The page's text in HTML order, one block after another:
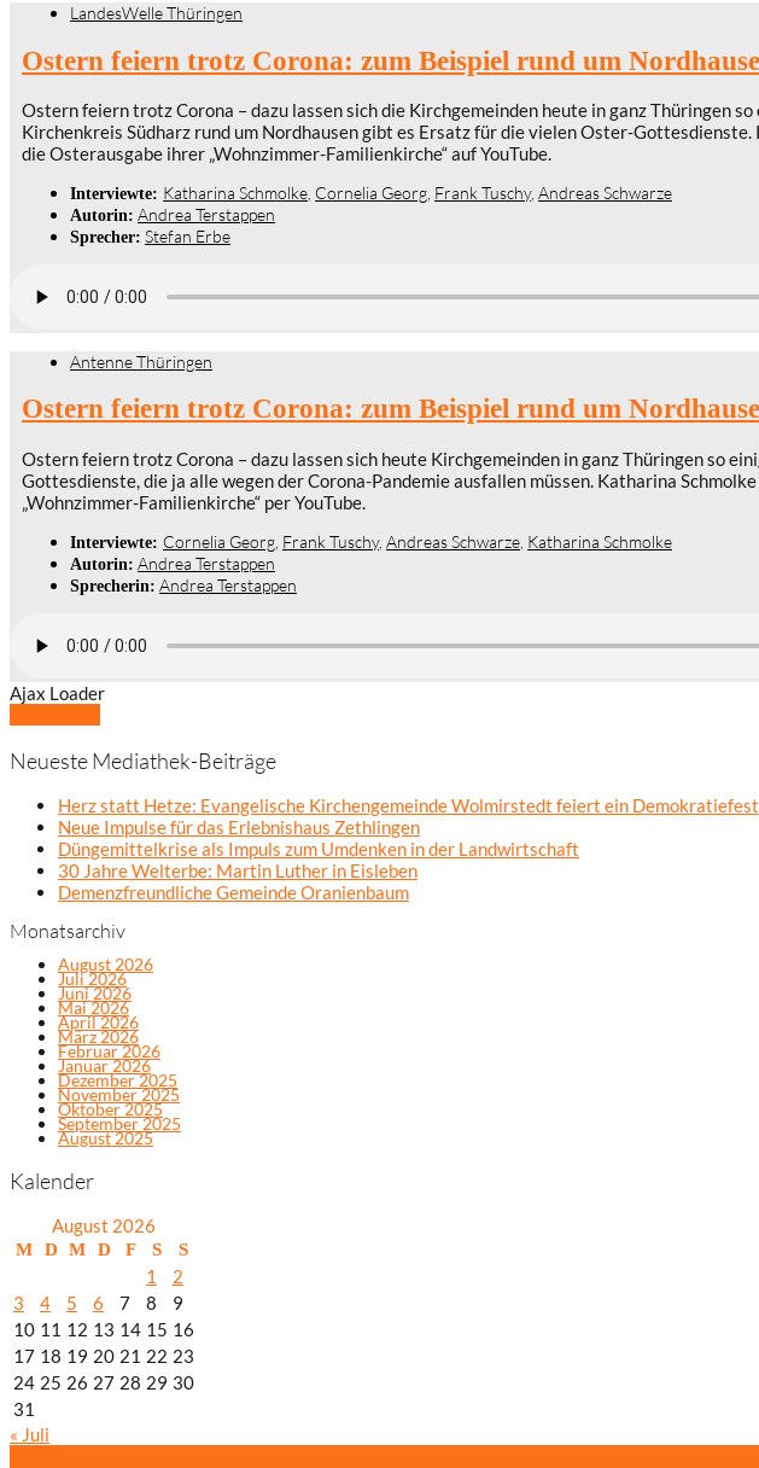
LandesWelle Thüringen
Ostern feiern trotz Corona: zum Beispiel rund um
Ostern feiern trotz Corona – dazu lassen sich die Kirchgemeinden heute in ganz Thüringen
Kirchenkreis Südharz rund um Nordhausen gibt es Ersatz für die vielen Oster-
die Osterausgabe ihrer „Wohnzimmer-Familienkirche“ auf YouTube.
Interviewte: Katharina Schmolke Cornelia Georg Frank Tuschy, Andreas Schwarze
Autorin: Andrea Terstappen
Sprecher: Stefan Erbe
Antenne Thüringen
Ostern feiern trotz Corona: zum Beispiel rund um
Ostern feiern trotz Corona – dazu lassen sich heute Kirchgemeinden in ganz Thüringen so
Gottesdienste, die ja alle wegen der Corona-Pandemie ausfallen müssen. Katharina
„Wohnzimmer-Familienkirche“ per YouTube.
Interviewte: Cornelia Georg Frank Tuschy, Andreas Schwarze Katharina Schmolke
Autorin: Andrea Terstappen
Sprecherin: Andrea Terstappen
Ajax Loader
Neueste Mediathek-Beiträge
Herz statt Hetze: Evangelische Kirchengemeinde Wolmirstedt feiert ein Demokratiefest
Neue Impulse für das Erlebnishaus Zethlingen
Düngemittelkrise als Impuls zum Umdenken in der Landwirtschaft
30 Jahre Welterbe: Martin Luther in Eisleben
Demenzfreundliche Gemeinde Oranienbaum
Monatsarchiv
August 2026
Juli 2026
Juni 2026
Mai 2026
April 2026
März 2026
Februar 2026
Januar 2026
Dezember 2025
November 2025
Oktober 2025
September 2025
August 2025
Kalender
August 2026
M D M D F S S
1
2
3
4 5 6 7 8
9
10 11 12 13 14 15 16
17 18 19 20 21 22 23
24 25 26 27 28 29 30
31
« Juli